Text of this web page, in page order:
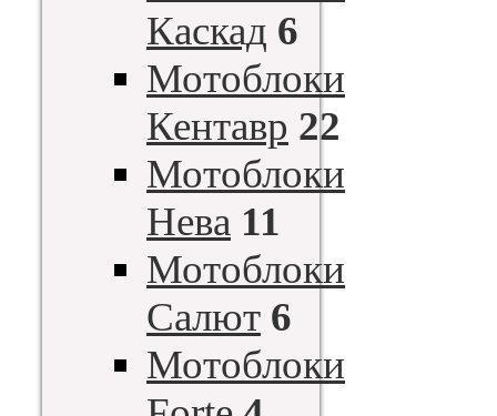
Каскад 6
Мотоблоки
Кентавр 22
Мотоблоки
Нева 11
Мотоблоки
Салют 6
Мотоблоки